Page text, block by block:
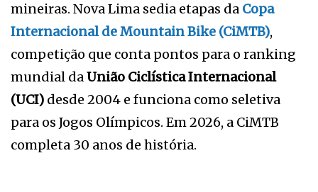
mineiras. Nova Lima sedia etapas da Copa
Internacional de Mountain Bike (CiMTB),
competição que conta pontos para o ranking
mundial daUnião Ciclística Internacional
(UCI) desde 2004 e funciona como seletiva
para os Jogos Olímpicos. Em 2026, a CiMTB
completa 30 anos de história.